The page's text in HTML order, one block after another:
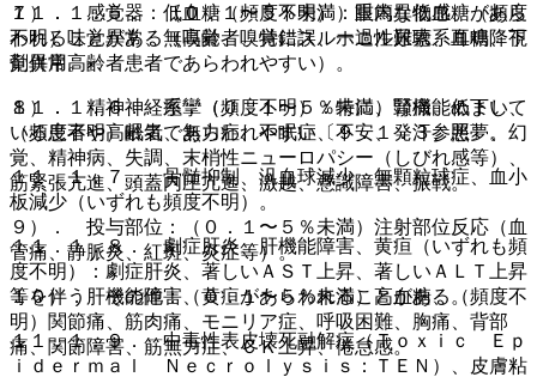
７）． 感覚器：（０．１〜５％未満）眼内異物感、（頻度
不明）味覚異常、無嗅覚、嗅覚錯誤、一過性難聴、耳鳴、視
覚異常。
８）． 精神神経系：（０．１〜５％未満）頭痛、めまい、
（頻度不明）眠気、無力症、不眠症、不安、発汗、悪夢、幻
覚、精神病、失調、末梢性ニューロパシー（しびれ感等）、
筋緊張亢進、頭蓋内圧亢進、激越、意識障害、振戦。
９）． 投与部位：（０．１〜５％未満）注射部位反応（血
管痛、静脈炎、紅斑、炎症等）。
１０）． その他：（０．１〜５％未満）高血糖、（頻度不
明）関節痛、筋肉痛、モニリア症、呼吸困難、胸痛、背部
痛、関節障害、筋無力症、ＣＫ上昇、倦怠感。
１１．１．５． 低血糖（頻度不明）：重篤な低血糖があら
われることがある（高齢者、特にスルホニル尿素系血糖降下
剤併用高齢者患者であらわれやすい）。
１１．１．６． 痙攣（頻度不明）：特に、腎機能低下して
いる患者や高齢者であらわれやすい〔９．１．３参照〕。
１１．１．７． 骨髄抑制、汎血球減少、無顆粒球症、血小
板減少（いずれも頻度不明）。
１１．１．８． 劇症肝炎、肝機能障害、黄疸（いずれも頻
度不明）：劇症肝炎、著しいＡＳＴ上昇、著しいＡＬＴ上昇
等を伴う肝機能障害、黄疸があらわれることがある。
１１．１．９． 中毒性表皮壊死融解症（Ｔｏｘｉｃ Ｅｐ
ｉｄｅｒｍａｌ Ｎｅｃｒｏｌｙｓｉｓ：ＴＥＮ）、皮膚粘